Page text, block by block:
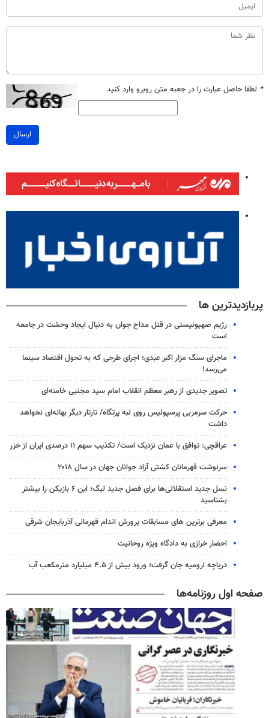
* لطفا حاصل عبارت را در جعبه متن روبرو وارد کنید
ارسال
پربازدیدترین ها
رژیم صهیونیستی در قتل مداح جوان به دنبال ایجاد وحشت در جامعه
است
ماجرای سنگ مزار اکبر عبدی؛ اجرای طرحی که به تحول اقتصاد سینما
می‌رسد!
تصویر جدیدی از رهبر معظم انقلاب امام سید مجتبی خامنه‌ای
حرکت سرمربی پرسپولیس روی لبه پرتگاه/ تارتار دیگر بهانه‌ای نخواهد
داشت
عراقچی: توافق با عمان نزدیک است/ تکذیب سهم ۱۱ درصدی ایران از خزر
سرنوشت قهرمانان کشتی آزاد جوانان جهان در سال ۲۰۱۸
نسل جدید استقلالی‌ها برای فصل جدید لیگ؛ این ۶ بازیکن را بیشتر
بشناسید
معرفی برترین های مسابقات پرورش اندام قهرمانی آذربایجان شرقی
احضار خرازی به دادگاه ویژه روحانیت
دریاچه ارومیه جان گرفت؛ ورود بیش از ۴.۵ میلیارد مترمکعب آب
صفحه اول روزنامه‌ها